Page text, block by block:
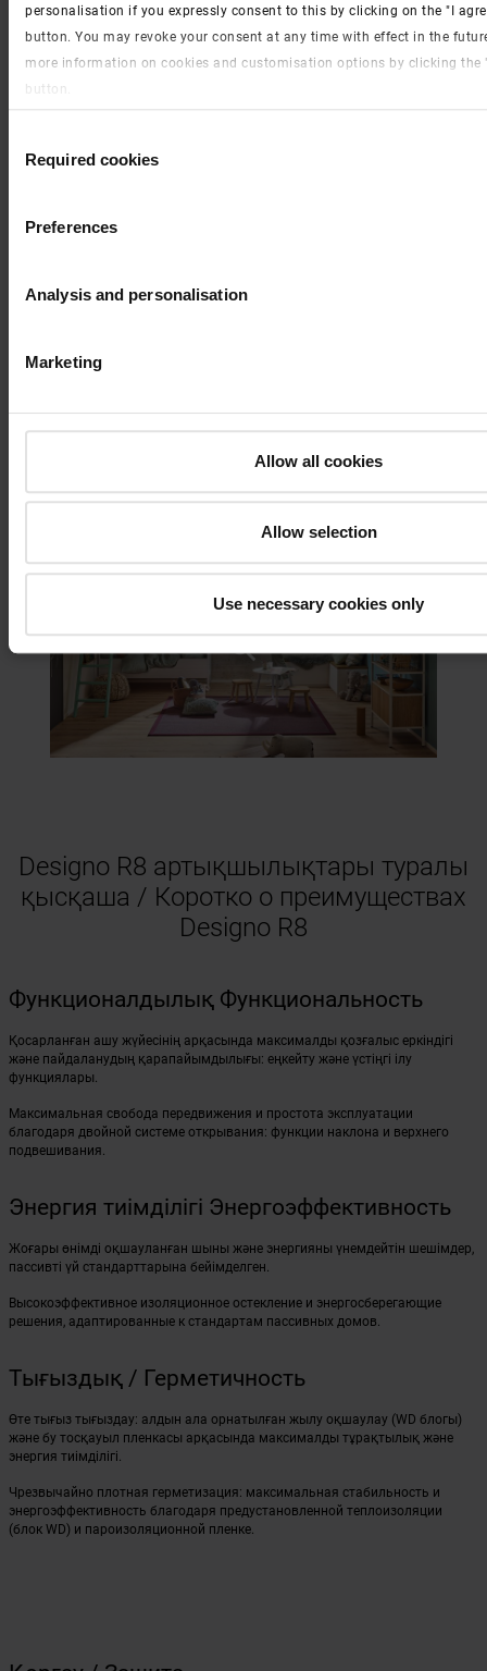
personalisation if you expressly consent to this by clicking on the "I
button. You may revoke your consent at any time with effect in the
more information on cookies and customisation options by clicking the
button.
Selection
Required cookies
Preferences
Analysis and personalisation
Marketing
Allow all cookies
Allow selection
Use necessary cookies only
Это окно занимает особое место среди всех
мансардных окон Roto. Отличается высочайшей
функциональностью благодаря двойной системе
открывания, управляемой одной ручкой. Окно обладает
высокими теплоизоляционными параметрами,
энергоэффективном и пассивном строительстве.
потенциал окна.
Сіздің шабытыңыз және біздің
шешімдеріміз / Ваше вдохновение и
наши решения
Designo R8 артықшылықтары туралы
қысқаша / Коротко о преимуществах
Designo R8
Функционалдылық Функциональность
Қосарланған ашу жүйесінің арқасында максималды қозғалыс еркіндігі
және пайдаланудың қарапайымдылығы: еңкейту және үстіңгі ілу
функциялары.
Максимальная свобода передвижения и простота эксплуатации
благодаря двойной системе открывания: функции наклона и верхнего
подвешивания.
Энергия тиімділігі Энергоэффективность
Жоғары өнімді оқшауланған шыны және энергияны үнемдейтін шешімдер,
пассивті үй стандарттарына бейімделген.
Высокоэффективное изоляционное остекление и энергосберегающие
решения, адаптированные к стандартам пассивных домов.
Тығыздық / Герметичность
Өте тығыз тығыздау: алдын ала орнатылған жылу оқшаулау (WD блогы)
және бу тосқауыл пленкасы арқасында максималды тұрақтылық және
энергия тиімділігі.
Чрезвычайно плотная герметизация: максимальная стабильность и
энергоэффективность благодаря предустановленной теплоизоляции
(блок WD) и пароизоляционной пленке.